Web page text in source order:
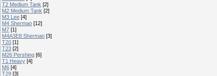
T2 Medium Tank [2]
M2 Medium Tank [2]
M3 Lee [4]
M4 Sherman [12]
M7 [1]
M4A3E8 Sherman [3]
T20 [1]
T23 [2]
M26 Pershing [6]
T1 Heavy [4]
M6 [4]
T29 [3]